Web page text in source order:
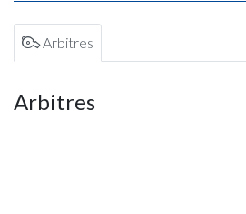
Arbitres
Arbitres